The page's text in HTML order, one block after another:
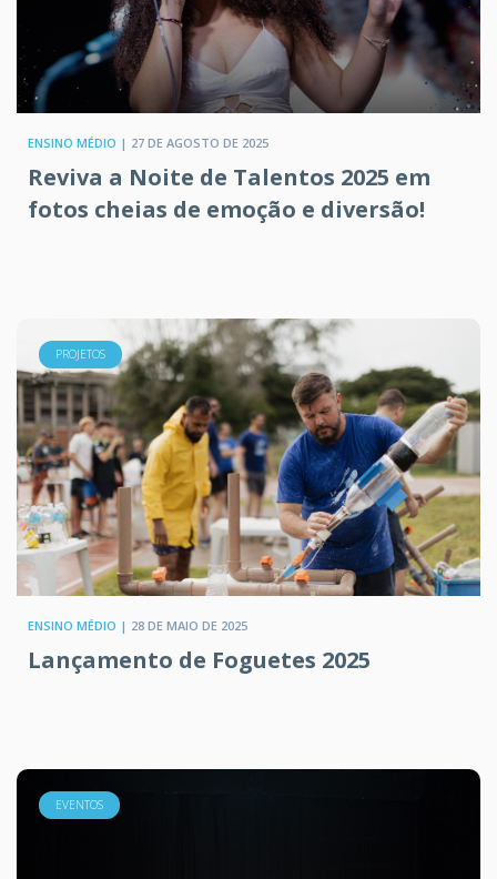
ENSINO MÉDIO | 27 DE AGOSTO DE 2025
Reviva a Noite de Talentos 2025 em
fotos cheias de emoção e diversão!
PROJETOS
ENSINO MÉDIO | 28 DE MAIO DE 2025
Lançamento de Foguetes 2025
EVENTOS